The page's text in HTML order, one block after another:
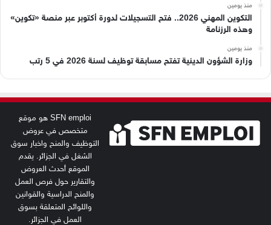
منذ يومين
التكوين المهني 2026.. فتح التسجيلات لدورة أكتوبر عبر منصة «تكوين»
وهذه الرزنامة
منذ يومين
وزارة الشؤون الدينية تفتح مسابقة توظيف لسنة 2026 في 5 رتب
SFN emploi هو موقع
متخصص في عروض
التوظيف والمنح واخبار سوق
الشغل في الجزائر. يقدم
الموقع أحدث العروض
والتقارير حول فرص العمل
والمنح الدراسية والقوانين
واللوائح المتعلقة بسوق
العمل في الجزائر.